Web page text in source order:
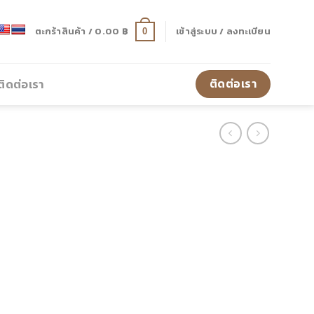
ตะกร้าสินค้า / 0.00 ฿ 0 เข้าสู่ระบบ / ลงทะเบียน
ดต่อเรา ติดต่อเรา